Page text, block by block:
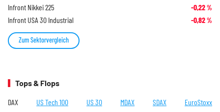
Infront Nikkei 225 -0,22%
Infront USA 30 Industrial -0,82%
Zum Sektorvergleich
Tops & Flops
DAX US Tech 100 US 30 MDAX SDAX EuroStoxx